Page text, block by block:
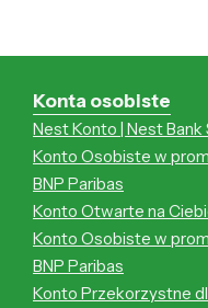
Konta osobiste
Nest Konto | Nest Bank
Konto Osobiste w
BNP Paribas
Konto Otwarte na
Konto Osobiste w
BNP Paribas
Konto Przekorzystne